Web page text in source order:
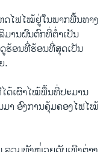
ດໄຟໄໝ້ຢູ່ໃນພາກພື້ນທາງ
ມານຝົນຕົກທີ່ຕ່ຳເປັນ
ຮ້ອນທີ່ຮ້ອນທີ່ສຸດເປັນ
.
ດ້ເຜົາໄໝ້ພື້ນທີ່ປະມານ
າ ອົງການຄຸ້ມຄອງໄຟໄໝ້